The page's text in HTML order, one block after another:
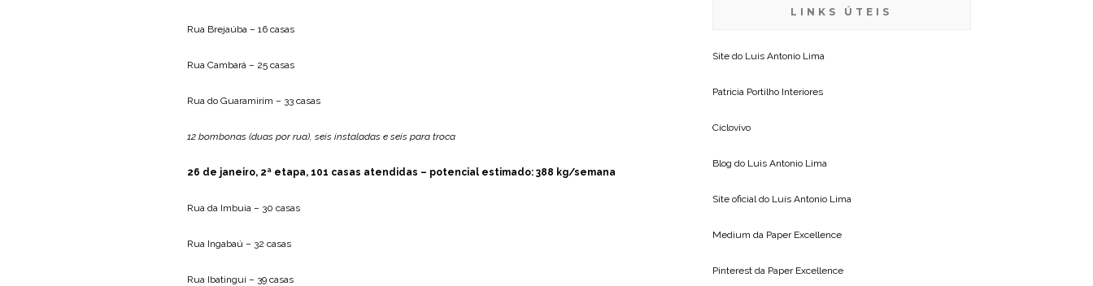
Rua Brejaúba – 16 casas
Rua Cambará – 25 casas
Rua do Guaramirim – 33 casas
12 bombonas (duas por rua), seis instaladas e seis para troca
26 de janeiro, 2ª etapa, 101 casas atendidas – potencial estimado: 388 kg/semana
Rua da Imbuia – 30 casas
Rua Ingabaú – 32 casas
Rua Ibatingui – 39 casas
LINKS ÚTEIS
Site do Luis Antonio Lima
Patricia Portilho Interiores
Ciclovivo
Blog do Luis Antonio Lima
Site oficial do Luis Antonio Lima
Medium da Paper Excellence
Pinterest da Paper Excellence